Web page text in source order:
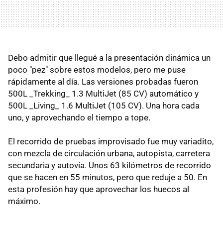
Debo admitir que llegué a la presentación dinámica un
poco "pez" sobre estos modelos, pero me puse
rápidamente al día. Las versiones probadas fueron
500L _Trekking_ 1.3 MultiJet (85 CV) automático y
500L _Living_ 1.6 MultiJet (105 CV). Una hora cada
uno, y aprovechando el tiempo a tope.
El recorrido de pruebas improvisado fue muy variadito,
con mezcla de circulación urbana, autopista, carretera
secundaria y autovía. Unos 63 kilómetros de recorrido
que se hacen en 55 minutos, pero que reduje a 50. En
esta profesión hay que aprovechar los huecos al
máximo.